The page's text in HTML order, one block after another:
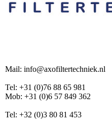
Mail: info@axofiltertechniek.nl
Tel: +31 (0)76 88 65 981
Mob: +31 (0)6 57 849 362
Tel: +32 (0)3 80 81 453